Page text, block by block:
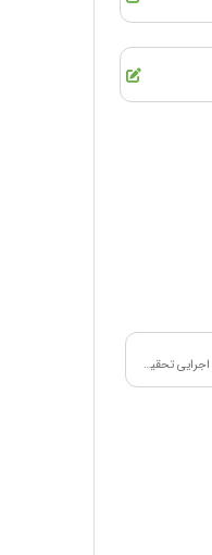
سازمان و مدیریت